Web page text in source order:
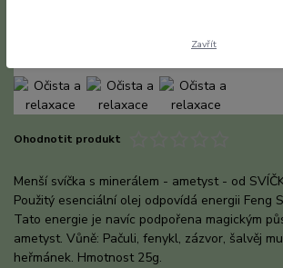
Ohodnotit produkt
Menší svíčka s minerálem - ametyst - od
Použitý esenciální olej odpovídá energii Feng
Tato energie je navíc podpořena magickým
ametyst. Vůně: Pačuli, fenykl, zázvor, šalvěj
heřmánek. Hmotnost 25g.
Zavřít